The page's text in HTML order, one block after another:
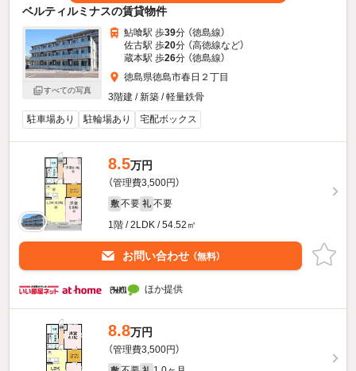
ベルティルミナスの賃貸物件
すべての写真
鮎喰駅 歩39分 （徳島線）
佐古駅 歩20分 （高徳線など）
蔵本駅 歩26分 （徳島線）
徳島県徳島市春日２丁目
3階建 / 新築 / 軽量鉄骨
駐車場あり
駐輪場あり 宅配ボックス
8.5万円
（管理費3,500円）
敷 不要 礼 不要
1階 / 2LDK / 54.52㎡
お問い合わせ （無料）
ほか提供
8.8万円
（管理費3,500円）